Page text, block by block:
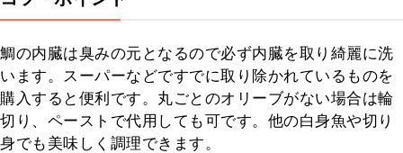
鯛の内臓は臭みの元となるので必ず内臓を取り綺麗に洗
います。スーパーなどですでに取り除かれているものを
購入すると便利です。丸ごとのオリーブがない場合は輪
切り、ペーストで代用しても可です。他の白身魚や切り
身でも美味しく調理できます。